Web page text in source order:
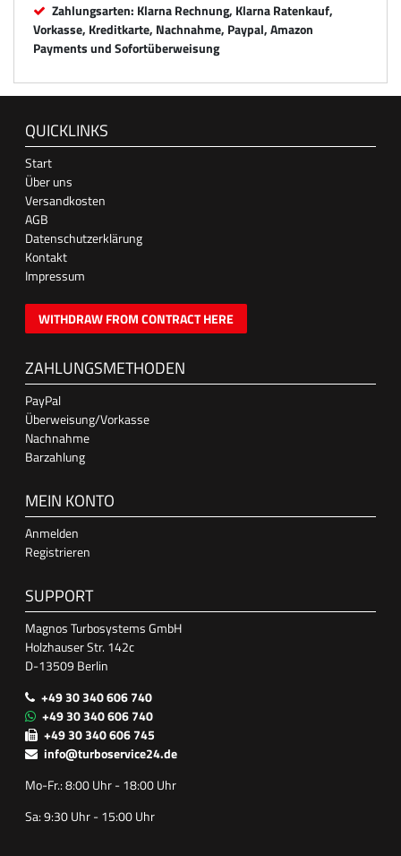
Zahlungsarten: Klarna Rechnung, Klarna Ratenkauf,
Vorkasse, Kreditkarte, Nachnahme, Paypal, Amazon
Payments und Sofortüberweisung
QUICKLINKS
Start
Über uns
Versandkosten
AGB
Datenschutzerklärung
Kontakt
Impressum
WITHDRAW FROM CONTRACT HERE
ZAHLUNGSMETHODEN
PayPal
Überweisung/Vorkasse
Nachnahme
Barzahlung
MEIN KONTO
Anmelden
Registrieren
SUPPORT
Magnos Turbosystems GmbH
Holzhauser Str. 142c
D-13509 Berlin
+49 30 340 606 740
+49 30 340 606 740
+49 30 340 606 745
info@turboservice24.de
Mo-Fr.: 8:00 Uhr - 18:00 Uhr
Sa: 9:30 Uhr - 15:00 Uhr